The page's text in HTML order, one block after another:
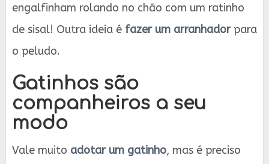
engalfinham rolando no chão com um ratinho
de sisal! Outra ideia é fazer um arranhadorpara
o peludo.
Gatinhos são
companheiros a seu
modo
Vale muito adotar um gatinho, mas é preciso